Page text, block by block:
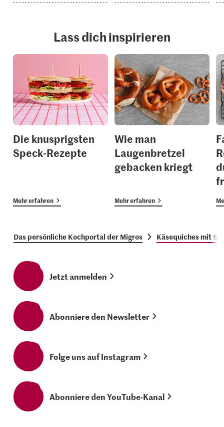
Lass dich inspirieren
Die knusprigsten
Speck-Rezepte
Mehr erfahren
Wie man
Laugenbretzel
gebacken kriegt
Mehr erfahren
Das persönliche Kochportal der Migros Käsequiches mit
Jetzt anmelden
Abonniere den Newsletter
Folge uns auf Instagram
Abonniere den YouTube-Kanal